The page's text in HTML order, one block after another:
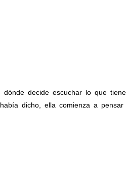
decide escuchar lo que tiene
dicho, ella comienza a pensar